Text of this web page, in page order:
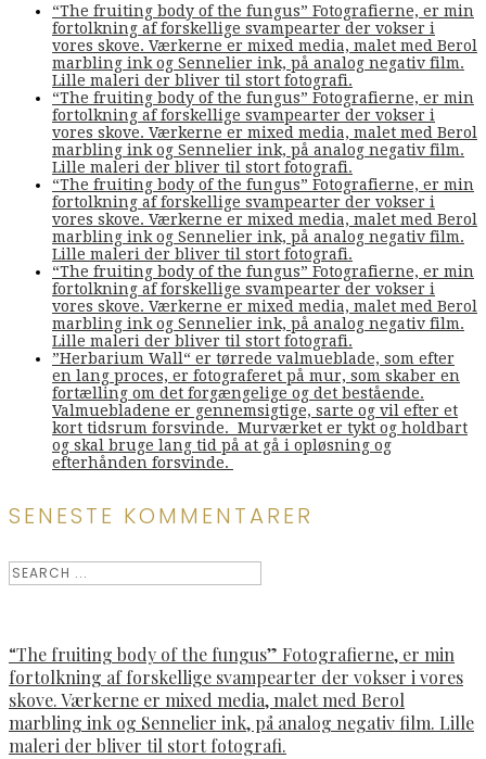
“The fruiting body of the fungus” Fotografierne, er min
fortolkning af forskellige svampearter der vokser i
vores skove. Værkerne er mixed media, malet med Berol
marbling ink og Sennelier ink, på analog negativ film.
Lille maleri der bliver til stort fotografi.
“The fruiting body of the fungus” Fotografierne, er min
fortolkning af forskellige svampearter der vokser i
vores skove. Værkerne er mixed media, malet med Berol
marbling ink og Sennelier ink, på analog negativ film.
Lille maleri der bliver til stort fotografi.
“The fruiting body of the fungus” Fotografierne, er min
fortolkning af forskellige svampearter der vokser i
vores skove. Værkerne er mixed media, malet med Berol
marbling ink og Sennelier ink, på analog negativ film.
Lille maleri der bliver til stort fotografi.
“The fruiting body of the fungus” Fotografierne, er min
fortolkning af forskellige svampearter der vokser i
vores skove. Værkerne er mixed media, malet med Berol
marbling ink og Sennelier ink, på analog negativ film.
Lille maleri der bliver til stort fotografi.
”Herbarium Wall“ er tørrede valmueblade, som efter
en lang proces, er fotograferet på mur, som skaber en
fortælling om det forgængelige og det bestående.
Valmuebladene er gennemsigtige, sarte og vil efter et
kort tidsrum forsvinde. Murværket er tykt og holdbart
og skal bruge lang tid på at gå i opløsning og
efterhånden forsvinde.
SENESTE KOMMENTARER
“The fruiting body of the fungus” Fotografierne, er min
fortolkning af forskellige svampearter der vokser i vores
skove. Værkerne er mixed media, malet med Berol
marbling ink og Sennelier ink, på analog negativ film. Lille
maleri der bliver til stort fotografi.